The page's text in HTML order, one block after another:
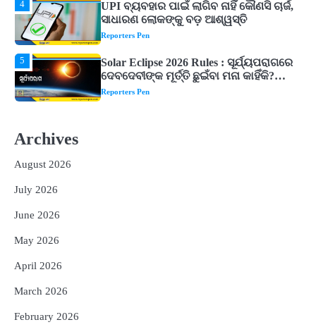
5
Solar Eclipse 2026 Rules : ସୂର୍ଯ୍ୟପରାଗରେ
ଦେବଦେବୀଙ୍କ ମୂର୍ତ୍ତି ଛୁଇଁବା ମନା କାହିଁକି?
ଜାଣନ୍ତୁ ଏହା ପଛରେ ଥିବା ଧାର୍ମିକ ମାନ୍ୟତା
Reporters Pen
1
Dreaming of Gold, Peacock or Temple?
Know What These 5 Auspicious Dreams
Are Believed to Mean
Reporters Pen
5
Archives
August 2026
July 2026
June 2026
May 2026
April 2026
March 2026
February 2026